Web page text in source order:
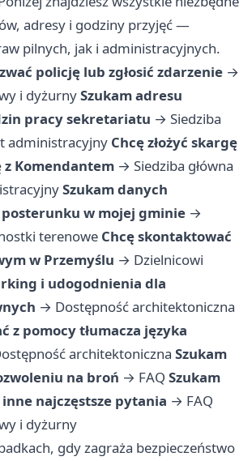
adresy i godziny przyjęć —
pilnych, jak i administracyjnych.
policję lub zgłosić zdarzenie →
i dyżurnySzukam adresu
pracy sekretariatu → Siedziba
administracyjny Chcę złożyć skargę
z Komendantem → Siedziba główna
Szukam danych
w mojej gminie →
terenowe Chcę skontaktować
w Przemyślu → Dzielnicowi
i udogodnienia dla
→ Dostępność architektoniczna
z pomocy tłumacza języka
architektoniczna Szukam
na broń → FAQ Szukam
najczęstsze pytania → FAQ
i dyżurny
gdy zagraża bezpieczeństwo